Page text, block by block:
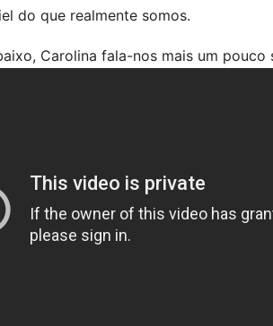
do que realmente somos.
Carolina fala-nos mais um pouco